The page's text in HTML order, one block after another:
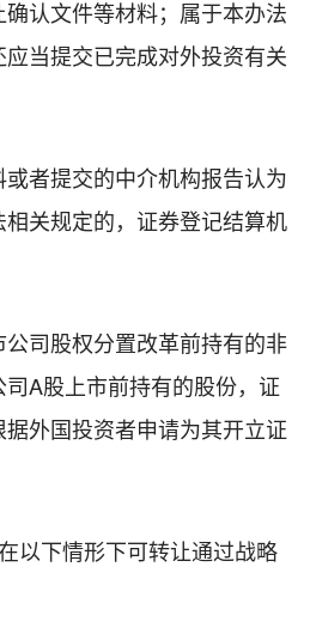
认文件等材料；属于本办法
当提交已完成对外投资有关
者提交的中介机构报告认为
关规定的，证券登记结算机
司股权分置改革前持有的非
A股上市前持有的股份，证
外国投资者申请为其开立证
以下情形下可转让通过战略